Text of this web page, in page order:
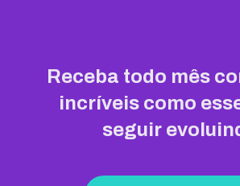
Receba todo mês
incríveis como
seguir